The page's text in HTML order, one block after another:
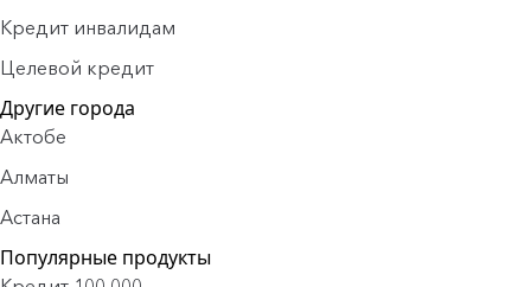
Кредит инвалидам
Целевой кредит
Другие города
Актобе
Алматы
Астана
Популярные продукты